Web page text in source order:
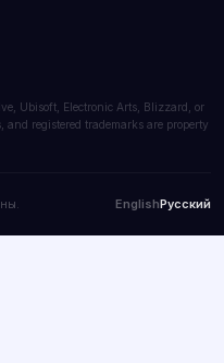
Ubisoft, Electronic Arts, Blizzard, or
registered trademarks are property
EnglishРусский